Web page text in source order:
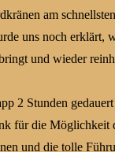
am
uns noch erklärt,
und wieder
2 Stunden
für die Möglichkeit
und die tolle